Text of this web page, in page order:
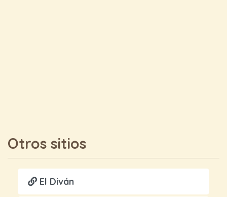
Otros sitios
El Diván